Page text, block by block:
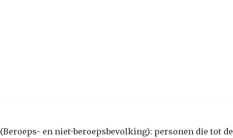
(Beroeps- en niet-beroepsbevolking): personen die tot de